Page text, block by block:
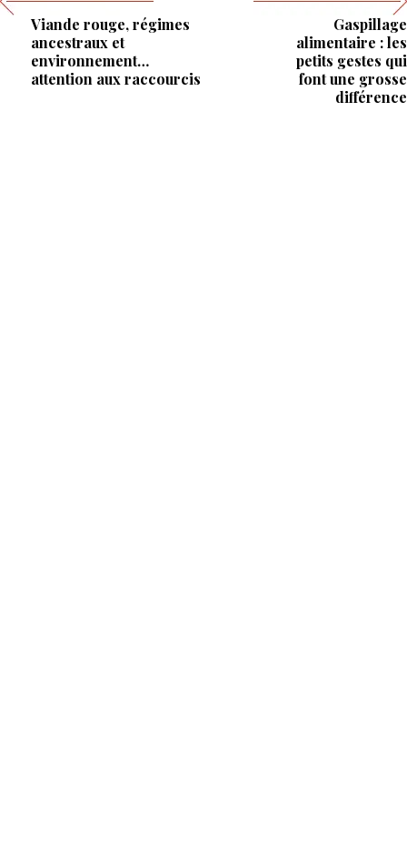
Viande rouge, régimes
ancestraux et
environnement…
attention aux raccourcis
Gaspillage
alimentaire : les
petits gestes qui
font une grosse
différence